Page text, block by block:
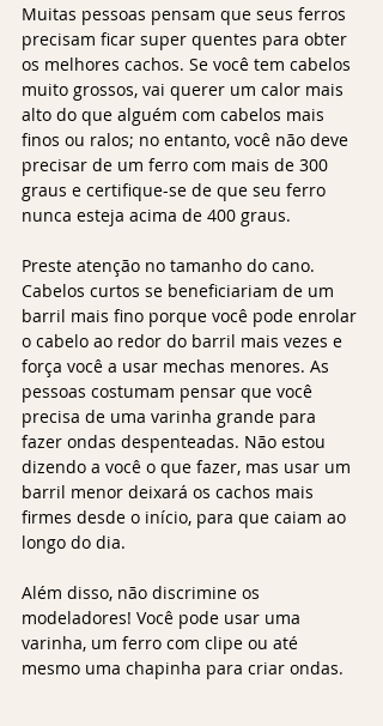
Muitas pessoas pensam que seus ferros
precisam ficar super quentes para obter
os melhores cachos. Se você tem cabelos
muito grossos, vai querer um calor mais
alto do que alguém com cabelos mais
finos ou ralos; no entanto, você não deve
precisar de um ferro com mais de 300
graus e certifique-se de que seu ferro
nunca esteja acima de 400 graus.
Preste atenção no tamanho do cano.
Cabelos curtos se beneficiariam de um
barril mais fino porque você pode enrolar
o cabelo ao redor do barril mais vezes e
força você a usar mechas menores. As
pessoas costumam pensar que você
precisa de uma varinha grande para
fazer ondas despenteadas. Não estou
dizendo a você o que fazer, mas usar um
barril menor deixará os cachos mais
firmes desde o início, para que caiam ao
longo do dia.
Além disso, não discrimine os
modeladores! Você pode usar uma
varinha, um ferro com clipe ou até
mesmo uma chapinha para criar ondas.